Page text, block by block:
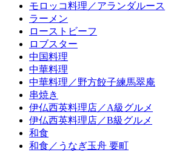
モロッコ料理／アランダルース
ラーメン
ローストビーフ
ロブスター
中国料理
中華料理
中華料理／野方餃子練馬翠庵
串焼き
伊仏西英料理店／A級グルメ
伊仏西英料理店／B級グルメ
和食
和食／うなぎ玉舟 要町